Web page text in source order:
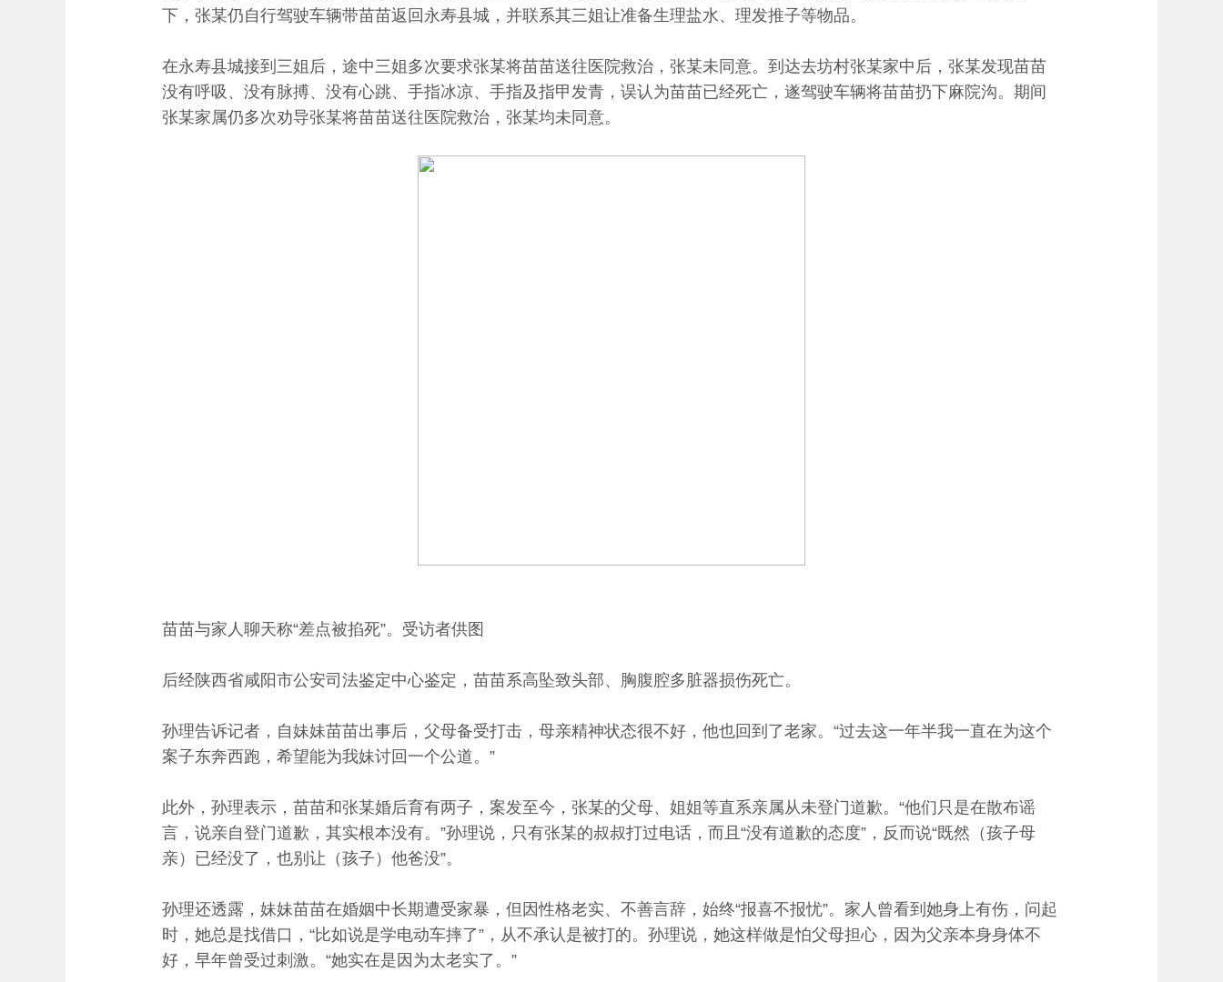
下，张某仍自行驾驶车辆带苗苗返回永寿县城，并联系其三姐让准备生理盐水、理发推子等物品。
在永寿县城接到三姐后，途中三姐多次要求张某将苗苗送往医院救治，张某未同意。到达去坊村张某家中后，张某发现苗苗
没有呼吸、没有脉搏、没有心跳、手指冰凉、手指及指甲发青，误认为苗苗已经死亡，遂驾驶车辆将苗苗扔下麻院沟。期间
张某家属仍多次劝导张某将苗苗送往医院救治，张某均未同意。
苗苗与家人聊天称“差点被掐死”。受访者供图
后经陕西省咸阳市公安司法鉴定中心鉴定，苗苗系高坠致头部、胸腹腔多脏器损伤死亡。
孙理告诉记者，自妹妹苗苗出事后，父母备受打击，母亲精神状态很不好，他也回到了老家。“过去这一年半我一直在为这个
案子东奔西跑，希望能为我妹讨回一个公道。”
此外，孙理表示，苗苗和张某婚后育有两子，案发至今，张某的父母、姐姐等直系亲属从未登门道歉。“他们只是在散布谣
言，说亲自登门道歉，其实根本没有。”孙理说，只有张某的叔叔打过电话，而且“没有道歉的态度”，反而说“既然（孩子母
亲）已经没了，也别让（孩子）他爸没”。
孙理还透露，妹妹苗苗在婚姻中长期遭受家暴，但因性格老实、不善言辞，始终“报喜不报忧”。家人曾看到她身上有伤，问起
时，她总是找借口，“比如说是学电动车摔了”，从不承认是被打的。孙理说，她这样做是怕父母担心，因为父亲本身身体不
好，早年曾受过刺激。“她实在是因为太老实了。”